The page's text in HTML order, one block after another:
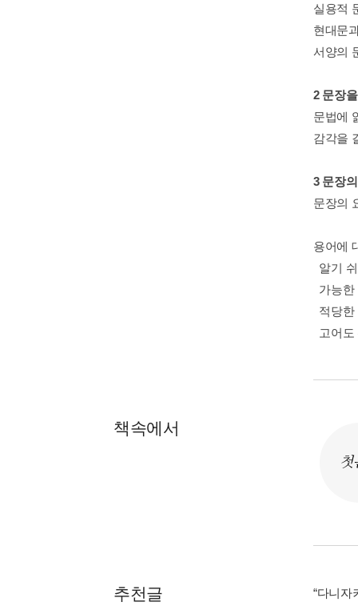
실용적
현대문
서양의
2 문장
문법에
감각을
3 문장
문장의
용어에
알기
가능한
적당한
고어도
책속에서
첫
추천글 “다니자